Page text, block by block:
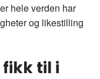
hele verden har
og likestilling
fikk til i